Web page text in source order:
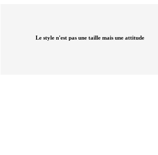
Le style n'est pas une taille mais une attitude